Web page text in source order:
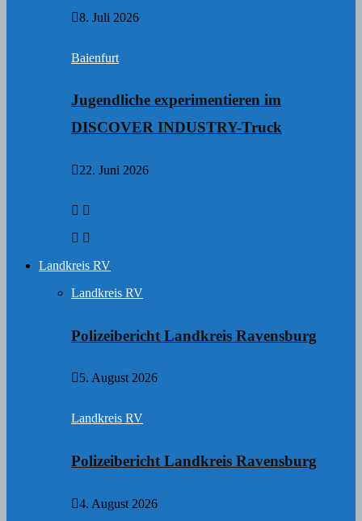
8. Juli 2026
Baienfurt
Jugendliche experimentieren im
DISCOVER INDUSTRY-Truck
22. Juni 2026
Landkreis RV
Landkreis RV
Polizeibericht Landkreis Ravensburg
5. August 2026
Landkreis RV
Polizeibericht Landkreis Ravensburg
4. August 2026